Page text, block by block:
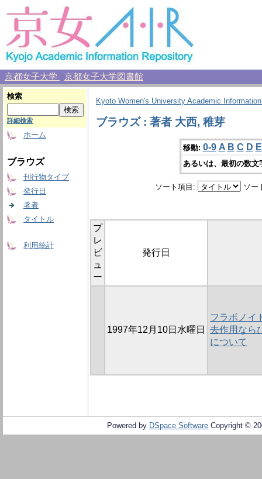
京都女子大学 京都女子大学図書館
検索
詳細検索
ホーム
ブラウズ
刊行物タイプ
発行日
著者
タイトル
利用統計
Kyoto Women's University Academic
ブラウズ : 著者 大西, 稚芽
移動: 0-9 A B C D E
あるいは、最初の数
ソート項目: ソー
プ
レ
ビ
ュ
ー
発行日
1997年12月10日水曜日
フラボノイ
去作用なら
について
Powered by DSpace Software Copyright ©